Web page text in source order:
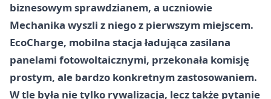
biznesowym sprawdzianem, a uczniowie
Mechanika wyszli z niego z pierwszym miejscem.
EcoCharge, mobilna stacja ładująca zasilana
panelami fotowoltaicznymi, przekonała komisję
prostym, ale bardzo konkretnym zastosowaniem.
W tle była nie tylko rywalizacja, lecz także pytanie